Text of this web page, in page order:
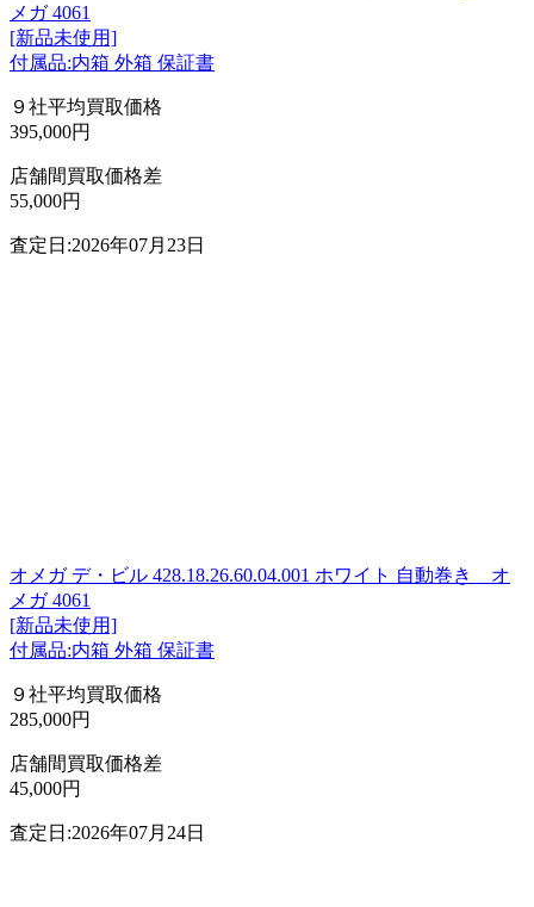
メガ 4061
[新品未使用]
付属品:内箱 外箱 保証書
９社平均買取価格
395,000円
店舗間買取価格差
55,000円
査定日:2026年07月23日
オメガ デ・ビル 428.18.26.60.04.001 ホワイト 自動巻き オ
メガ 4061
[新品未使用]
付属品:内箱 外箱 保証書
９社平均買取価格
285,000円
店舗間買取価格差
45,000円
査定日:2026年07月24日